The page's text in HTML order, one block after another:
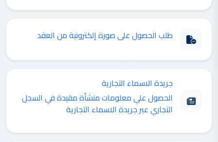
طلب الحصول على صورة إلكترونية من العقد
جريدة الاسماء التجارية
الحصول علي معلومات منشأة مقيدة في السجل
التجاري عبر جريدة الاسماء التجارية